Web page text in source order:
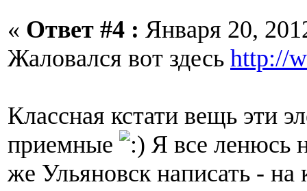
« Ответ #4 : Января 20,
Жаловался вот здесь http://
Классная кстати вещь эти
приемные
Я все ленюсь
же Ульяновск написать - на